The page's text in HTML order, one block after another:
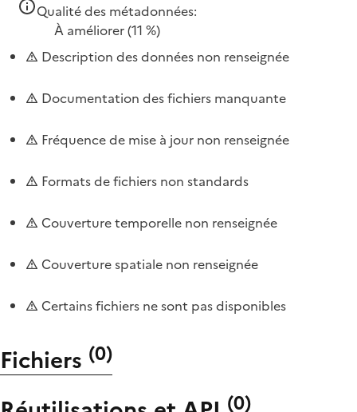
Qualité des métadonnées:
À améliorer(11 %)
Description des données non renseignée
Documentation des fichiers manquante
Fréquence de mise à jour non renseignée
Formats de fichiers non standards
Couverture temporelle non renseignée
Couverture spatiale non renseignée
Certains fichiers ne sont pas disponibles
Fichiers (0)
(0)